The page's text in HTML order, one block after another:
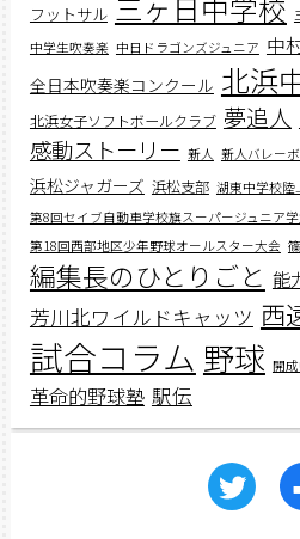
フットサル 三ヶ日中学校
中学生吹奏楽 中日ドラゴンズジュニア 中
全日本吹奏楽コンクール 北浜
北浜女子ソフトボールクラブ 夢追人
感動ストーリー 新人 新人バレー
浜松ジャガーズ 浜松支部 湖東中学校陸
第8回セイブ自動車学校旗スーパージュニア
第18回西部地区少年野球オールスター大会
編集長のひとりごと 能
芳川北ワイルドキャッツ 西
試合コラム 野球 開
革命的野球塾 駅伝